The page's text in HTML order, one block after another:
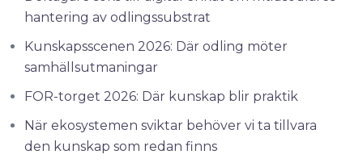
hantering av odlingssubstrat
Kunskapsscenen 2026: Där odling möter
samhällsutmaningar
FOR-torget 2026: Där kunskap blir praktik
När ekosystemen sviktar behöver vi ta tillvara
den kunskap som redan finns